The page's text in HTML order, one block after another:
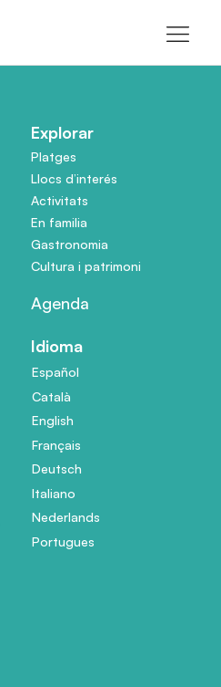
Explorar
Platges
Llocs d’interés
Activitats
En familia
Gastronomia
Cultura i patrimoni
Agenda
Idioma
Español
Català
English
Français
Deutsch
Italiano
Nederlands
Portugues